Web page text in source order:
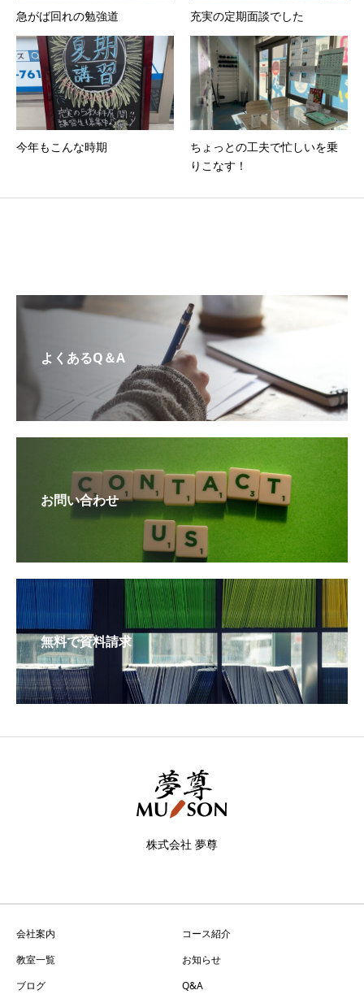
急がば回れの勉強道 充実の定期面談でした
今年もこんな時期
ちょっとの工夫で忙しいを乗
りこなす！
よくあるQ＆A
お問い合わせ
無料で資料請求
株式会社 夢尊
会社案内
コース紹介
教室一覧
お知らせ
ブログ
Q&A